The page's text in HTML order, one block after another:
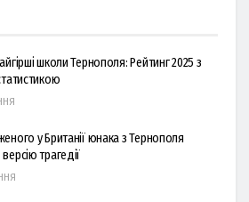
школи Тернополя: Рейтинг 2025 з
у Британії юнака з Тернополя
трагедії